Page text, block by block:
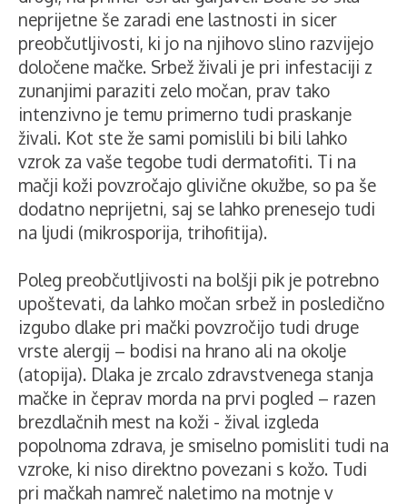
neprijetne še zaradi ene lastnosti in sicer
preobčutljivosti, ki jo na njihovo slino razvijejo
določene mačke. Srbež živali je pri infestaciji z
zunanjimi paraziti zelo močan, prav tako
intenzivno je temu primerno tudi praskanje
živali. Kot ste že sami pomislili bi bili lahko
vzrok za vaše tegobe tudi dermatofiti. Ti na
mačji koži povzročajo glivične okužbe, so pa še
dodatno neprijetni, saj se lahko prenesejo tudi
na ljudi (mikrosporija, trihofitija).
Poleg preobčutljivosti na bolšji pik je potrebno
upoštevati, da lahko močan srbež in posledično
izgubo dlake pri mački povzročijo tudi druge
vrste alergij – bodisi na hrano ali na okolje
(atopija). Dlaka je zrcalo zdravstvenega stanja
mačke in čeprav morda na prvi pogled – razen
brezdlačnih mest na koži - žival izgleda
popolnoma zdrava, je smiselno pomisliti tudi na
vzroke, ki niso direktno povezani s kožo. Tudi
pri mačkah namreč naletimo na motnje v